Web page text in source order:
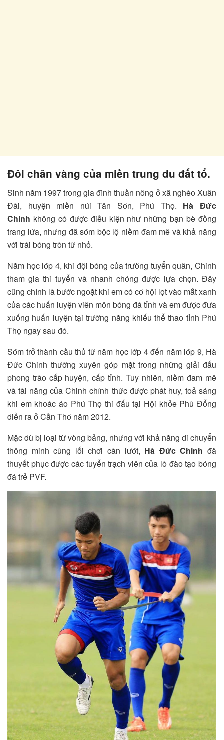
Đôi chân vàng của miền trung du đất tổ.
Sinh năm 1997 trong gia đình thuần nông ở xã nghèo Xuân
Đài, huyện miền núi Tân Sơn, Phú Thọ. Hà Đức
Chinh không có được điều kiện như những bạn bè đồng
trang lứa, nhưng đã sớm bộc lộ niềm đam mê và khả năng
với trái bóng tròn từ nhỏ.
Năm học lớp 4, khi đội bóng của trường tuyển quân, Chinh
tham gia thi tuyển và nhanh chóng được lựa chọn. Đây
cũng chính là bước ngoặt khi em có cơ hội lọt vào mắt xanh
của các huấn luyện viên môn bóng đá tỉnh và em được đưa
xuống huấn luyện tại trường năng khiếu thể thao tỉnh Phú
Thọ ngay sau đó.
Sớm trở thành cầu thủ từ năm học lớp 4 đến năm lớp 9, Hà
Đức Chinh thường xuyên góp mặt trong những giải đấu
phong trào cấp huyện, cấp tỉnh. Tuy nhiên, niềm đam mê
và tài năng của Chinh chính thức được phát huy, toả sáng
khi em khoác áo Phú Thọ thi đấu tại Hội khỏe Phù Đổng
diễn ra ở Cần Thơ năm 2012.
Mặc dù bị loại từ vòng bảng, nhưng với khả năng di chuyển
thông minh cùng lối chơi càn lướt, Hà Đức Chinh đã
thuyết phục được các tuyển trạch viên của lò đào tạo bóng
đá trẻ PVF.